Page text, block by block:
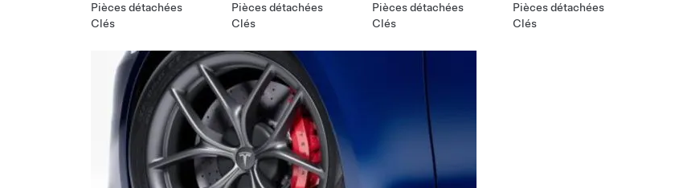
Pièces détachées
Clés
Pièces détachées
Clés
Pièces détachées
Clés
Pièces détachées
Clés